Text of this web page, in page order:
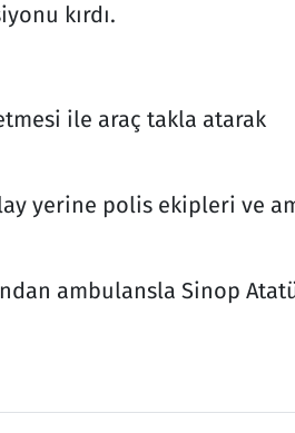
kırdı.
ile araç takla atarak
yerine polis ekipleri ve
ambulansla Sinop